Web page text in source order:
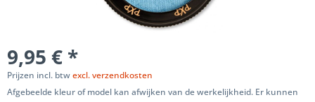
9,95 € *
Prijzen incl. btwexcl. verzendkosten
Afgebeelde kleur of model kan afwijken van de werkelijkheid. Er kunnen